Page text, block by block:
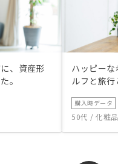
、資産形
。
ハッピー
ルフと旅
購入時データ
50代 / 化粧